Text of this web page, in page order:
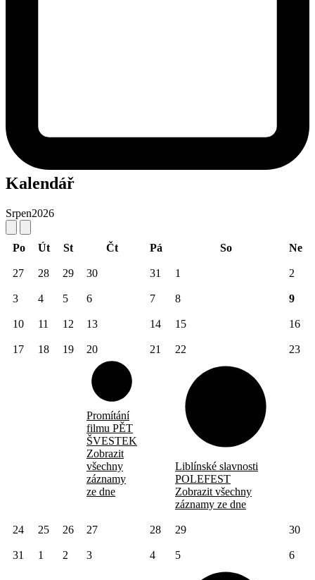
Kalendář
Srpen2026
Po Út St Čt Pá So Ne
27 28 29 30 31 1 2
3 4 5 6 7 8 9
10 11 12 13 14 15 16
17 18 19 20
Promítání
filmu PĚT
ŠVESTEK
Zobrazit
všechny
záznamy
ze dne
21 22
Liblínské slavnosti
POLEFEST
Zobrazit všechny
záznamy ze dne
23
24 25 26 27 28 29 30
31 1 2 3 4 5 6